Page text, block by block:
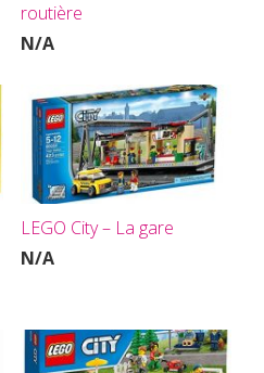
routière
N/A
LEGO City – La gare
N/A